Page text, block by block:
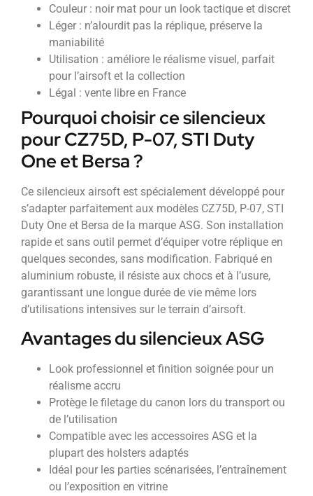
Couleur : noir mat pour un look tactique et discret
Léger : n’alourdit pas la réplique, préserve la
maniabilité
Utilisation : améliore le réalisme visuel, parfait
pour l’airsoft et la collection
Légal : vente libre en France
Pourquoi choisir ce silencieux
pour CZ75D, P-07, STI Duty
One et Bersa ?
Ce silencieux airsoft est spécialement développé pour
s’adapter parfaitement aux modèles CZ75D, P-07, STI
Duty One et Bersa de la marque ASG. Son installation
rapide et sans outil permet d’équiper votre réplique en
quelques secondes, sans modification. Fabriqué en
aluminium robuste, il résiste aux chocs et à l’usure,
garantissant une longue durée de vie même lors
d’utilisations intensives sur le terrain d’airsoft.
Avantages du silencieux ASG
Look professionnel et finition soignée pour un
réalisme accru
Protège le filetage du canon lors du transport ou
de l’utilisation
Compatible avec les accessoires ASG et la
plupart des holsters adaptés
Idéal pour les parties scénarisées, l’entraînement
ou l’exposition en vitrine